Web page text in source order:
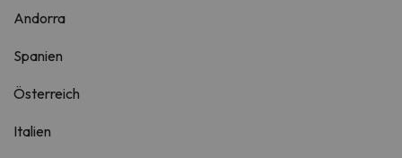
Andorra
Spanien
Österreich
Italien